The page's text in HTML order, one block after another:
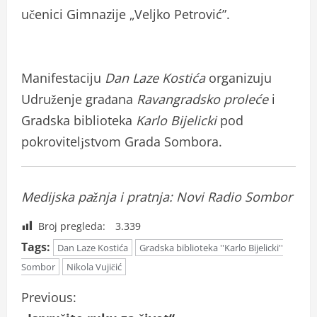
učenici Gimnazije „Veljko Petrović”.
Manifestaciju Dan Laze Kostićaorganizuju
Udruženje građana Ravangradsko prolećei
Gradska biblioteka Karlo Bijelickipod
pokrovitelјstvom Grada Sombora.
Medijska pažnja i pratnja: Novi Radio Sombor
Broj pregleda: 3.339
Tags: Dan Laze Kostića
Gradska biblioteka ''Karlo Bijelicki''
Sombor
Nikola Vujičić
C
Previous: